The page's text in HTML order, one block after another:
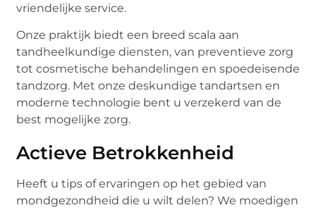
vriendelijke service.
Onze praktijk biedt een breed scala aan
tandheelkundige diensten, van preventieve zorg
tot cosmetische behandelingen en spoedeisende
tandzorg. Met onze deskundige tandartsen en
moderne technologie bent u verzekerd van de
best mogelijke zorg.
Actieve Betrokkenheid
Heeft u tips of ervaringen op het gebied van
mondgezondheid die u wilt delen? We moedigen